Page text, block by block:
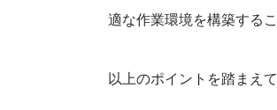
適な作業環境を構築する
以上のポイントを踏まえ